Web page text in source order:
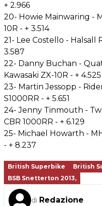
+ 2.966
20- Howie Mainwaring -
10R - + 3.514
21- Lee Costello - Halsall
3.587
22- Danny Buchan -
Kawasaki ZX-10R - + 4.525
23- Martin Jessopp -
S1000RR - + 5.651
24- Jenny Tinmouth -
CBR 1000RR - + 6.129
25- Michael Howarth -
- + 8.237
British Superbike British
BSB Snetterton 2013,
di Redazione